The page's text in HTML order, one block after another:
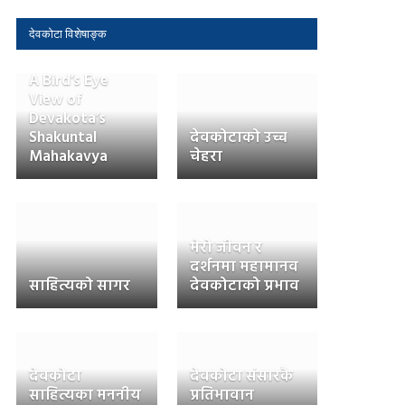
देवकोटा विशेषाङ्क
A Bird’s Eye
View of
Devakota’s
Shakuntal
Mahakavya
देवकोटाको उच्च
चेहरा
साहित्यको सागर
मेरो जीवन र
दर्शनमा महामानव
देवकोटाको प्रभाव
देवकोटा
साहित्यका मननीय
देवकोटा संसारकै
प्रतिभावान